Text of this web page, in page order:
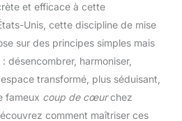
et efficace à cette
Unis, cette discipline de mise
sur des principes simples mais
désencombrer, harmoniser,
transformé, plus séduisant,
fameux coup de cœurchez
comment maîtriser ces